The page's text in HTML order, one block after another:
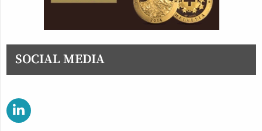
SOCIAL MEDIA